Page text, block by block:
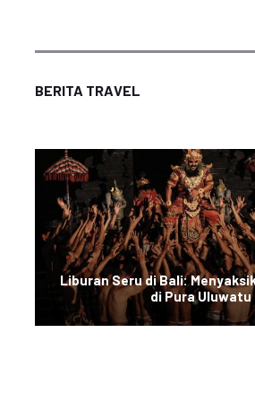
BERITA TRAVEL
Liburan Seru di Bali:
di Pura Uluwatu